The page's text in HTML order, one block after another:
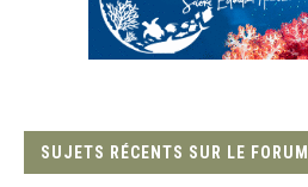
SUJETS RÉCENTS SUR LE FORUM